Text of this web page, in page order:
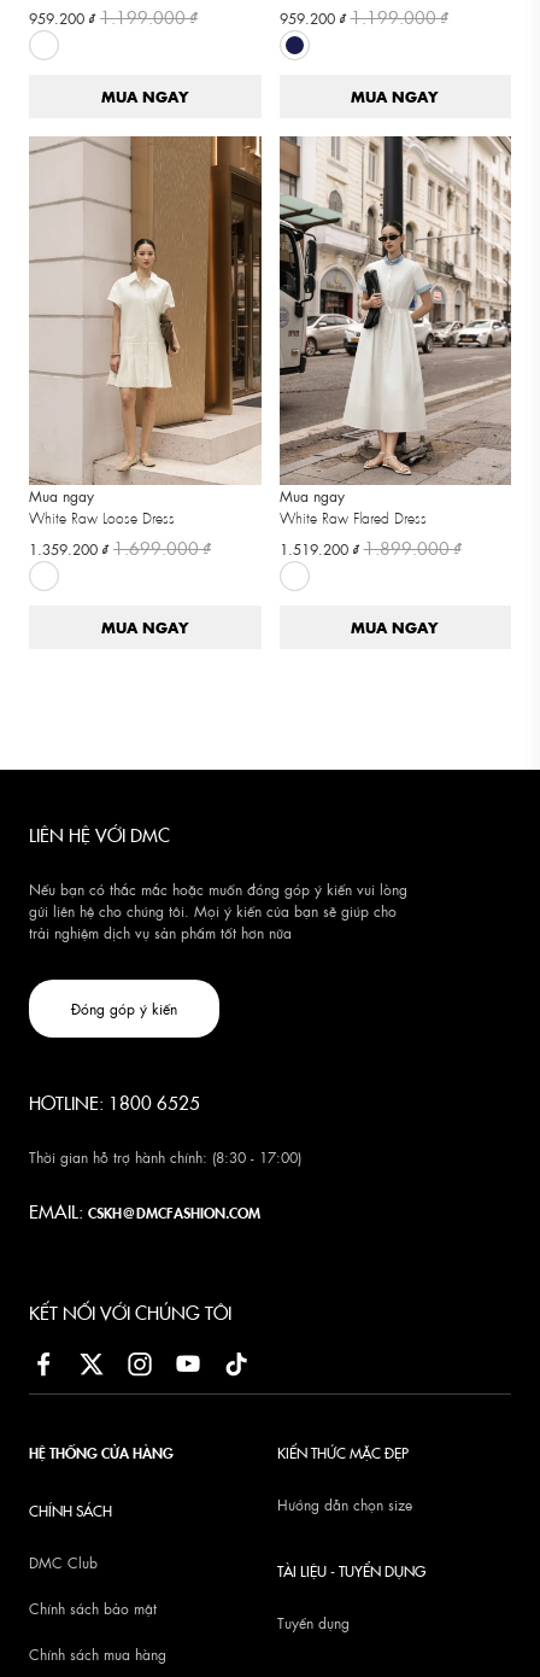
959.200 ₫1.199.000 ₫
MUA NGAY
959.200 ₫1.199.000 ₫
MUA NGAY
Mua ngay
White Raw Loose Dress
1.359.200 ₫1.699.000 ₫
MUA NGAY
Mua ngay
White Raw Flared Dress
1.519.200 ₫1.899.000 ₫
MUA NGAY
LIÊN HỆ VỚI DMC
Nếu bạn có thắc mắc hoặc muốn đóng góp ý kiến vui lòng
gửi liên hệ cho chúng tôi. Mọi ý kiến của bạn sẽ giúp cho
trải nghiệm dịch vụ sản phẩm tốt hơn nữa
Đóng góp ý kiến
HOTLINE: 1800 6525
Thời gian hỗ trợ hành chính: (8:30 - 17:00)
EMAIL: CSKH@DMCFASHION.COM
KẾT NỐI VỚI CHÚNG TÔI
HỆ THỐNG CỬA HÀNG
CHÍNH SÁCH
DMC Club
Chính sách bảo mật
Chính sách mua hàng
KIẾN THỨC MẶC ĐẸP
Hướng dẫn chọn size
TÀI LIỆU - TUYỂN DỤNG
Tuyển dụng